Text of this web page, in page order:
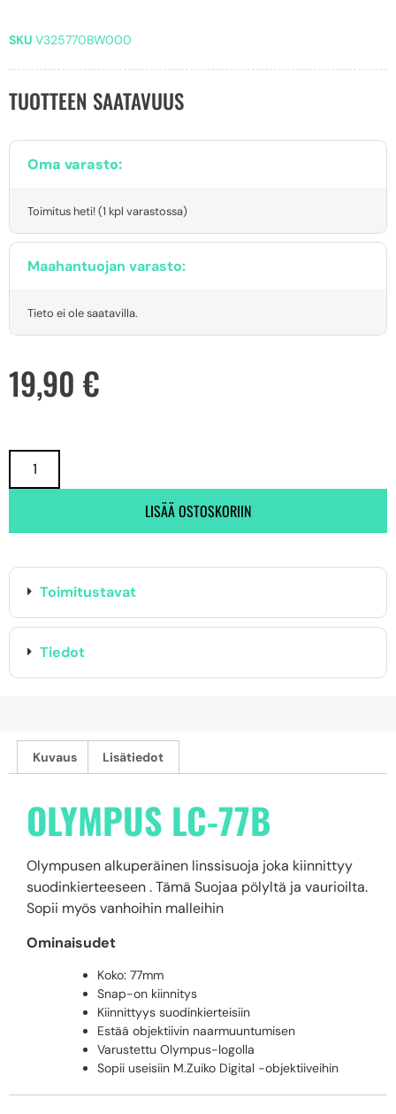
SKU V325770BW000
TUOTTEEN SAATAVUUS
Oma varasto:
Toimitus heti! (1 kpl varastossa)
Maahantuojan varasto:
Tieto ei ole saatavilla.
19,90 €
LISÄÄ OSTOSKORIIN
Toimitustavat
Tiedot
Kuvaus Lisätiedot
OLYMPUS LC-77B
Olympusen alkuperäinen linssisuoja joka kiinnittyy
suodinkierteeseen . Tämä Suojaa pölyltä ja vaurioilta.
Sopii myös vanhoihin malleihin
Ominaisudet
Koko: 77mm
Snap-on kiinnitys
Kiinnittyys suodinkierteisiin
Estää objektiivin naarmuuntumisen
Varustettu Olympus-logolla
Sopii useisiin M.Zuiko Digital -objektiiveihin